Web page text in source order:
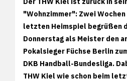
"Wohnzimmer": Zwei
letzten Heimspiel begrüßen
Donnerstag als Meister den
Pokalsieger Füchse Berlin
DKB Handball-Bundesliga.
THW Kiel wie schon beim